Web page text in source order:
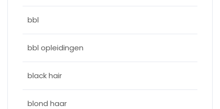
bbl
bbl opleidingen
black hair
blond haar